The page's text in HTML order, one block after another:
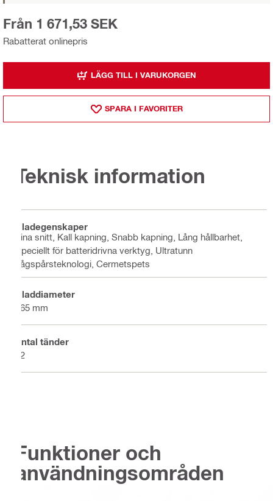
Rabatterat onlinepris
Från 1 671,53 SEK
LÄGG TILL I VARUKORGEN
SPARA I FAVORITER
Teknisk information
Bladegenskaper
Fina snitt, Kall kapning, Snabb kapning, Lång hållbarhet,
Speciellt för batteridrivna verktyg, Ultratunn
sågspårsteknologi, Cermetspets
Bladdiameter
165 mm
Antal tänder
52
Funktioner och
användningsområden